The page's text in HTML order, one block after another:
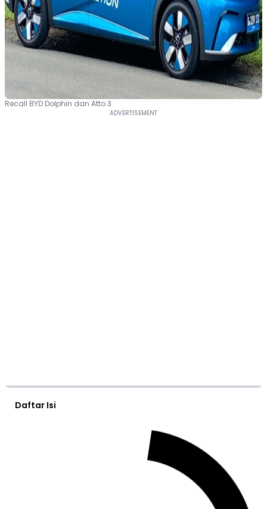
Recall BYD Dolphin dan Atto 3
Daftar Isi